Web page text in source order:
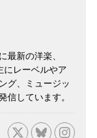
最新の洋楽、
にレーベルやア
グ、ミュージッ
信しています。